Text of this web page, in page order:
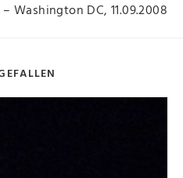
Washington DC, 11.09.2008